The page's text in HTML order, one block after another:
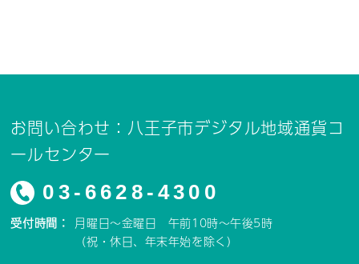
お問い合わせ：八王子市デジタル地域通貨コ
ールセンター
03-6628-4300
受付時間： 月曜日～金曜日 午前10時～午後5時
（祝・休日、年末年始を除く）